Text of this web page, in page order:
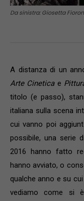
Da sinistra: Giosetta
A distanza di un
Arte Cineticae
titolo (e passo),
italiana sulla scena
cui vanno poi
possibile, una serie
2016 hanno fatto
hanno avviato, o
qualche anno e su
vediamo come si